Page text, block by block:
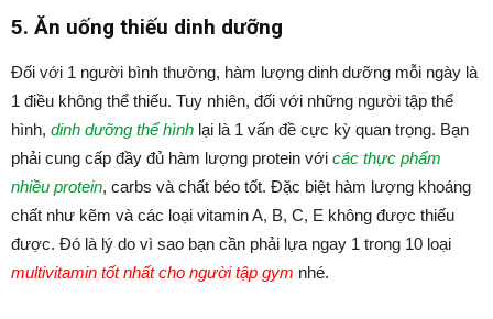
5. Ăn uống thiếu dinh dưỡng
Đối với 1 người bình thường, hàm lượng dinh dưỡng mỗi ngày là
1 điều không thể thiếu. Tuy nhiên, đối với những người tập thể
hình, dinh dưỡng thể hình lại là 1 vấn đề cực kỳ quan trọng. Bạn
phải cung cấp đầy đủ hàm lượng protein với các thực phẩm
nhiều protein, carbs và chất béo tốt. Đặc biệt hàm lượng khoáng
chất như kẽm và các loại vitamin A, B, C, E không được thiếu
được. Đó là lý do vì sao bạn cần phải lựa ngay 1 trong 10 loại
multivitamin tốt nhất cho người tập gym nhé.